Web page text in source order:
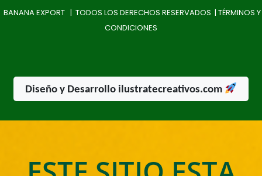
BANANA EXPORT | TODOS LOS DERECHOS RESERVADOS | TÉRMINOS Y
CONDICIONES
Diseño y Desarrollo ilustratecreativos.com